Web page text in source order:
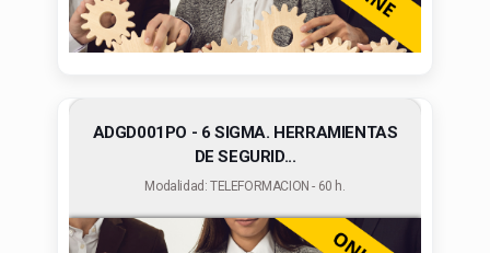
ADGD001PO - 6 SIGMA. HERRAMIENTAS
DE SEGURID...
Modalidad: TELEFORMACION - 60 h.